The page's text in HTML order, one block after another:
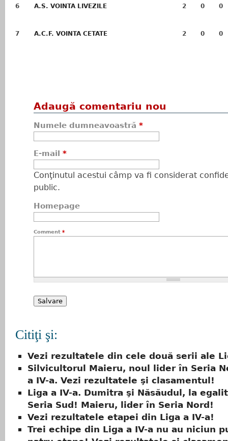
6 A.S. VOINTA LIVEZILE 2 0 0
7 A.C.F. VOINTA CETATE 2 0 0
Adaugă comentariu nou
Numele dumneavoastră *
E-mail *
Conţinutul acestui câmp va fi considerat
public.
Homepage
Comment *
Citiţi şi:
Vezi rezultatele din cele două serii ale
Silvicultorul Maieru, noul lider în Seria
a IV-a. Vezi rezultatele şi clasamentul!
Liga a IV-a. Dumitra şi Năsăudul, la
Seria Sud! Maieru, lider în Seria Nord!
Vezi rezultatele etapei din Liga a IV-a!
Trei echipe din Liga a IV-a nu au niciun